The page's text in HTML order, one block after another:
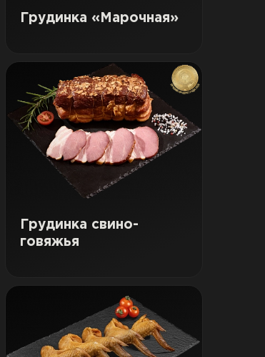
Грудинка «Марочная»
Грудинка свино-
говяжья